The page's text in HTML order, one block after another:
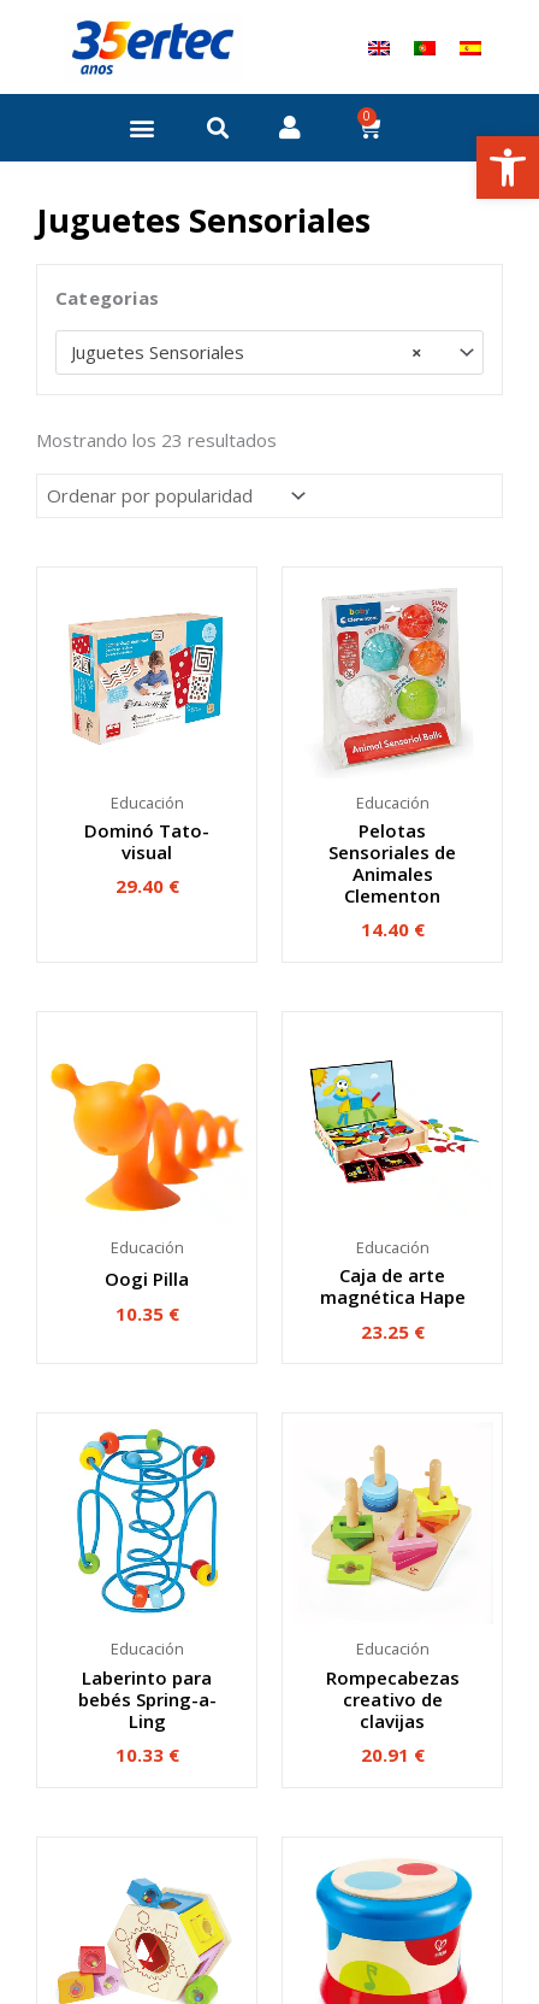
0
Carrito
Juguetes Sensoriales
Categorias
×
Juguetes Sensoriales
Mostrando los 23 resultados
Educación
Dominó Tato-
visual
29.40 €
Educación
Pelotas
Sensoriales de
Animales
Clementon
14.40 €
Educación
Oogi Pilla
10.35 €
Educación
Caja de arte
magnética Hape
23.25 €
Educación
Laberinto para
bebés Spring-a-
Ling
10.33 €
Educación
Rompecabezas
creativo de
clavijas
20.91 €